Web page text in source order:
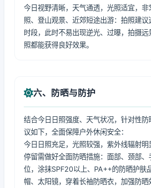
今日视野清晰，天气通透，光照适宜，非
照、登山观景、近郊短途出游：拍照建
时段，此时不易出现逆光、过曝，拍摄
照都能获得良好效果。
六、防晒与防护
结合今日日照强度、天气状况，针对性防
议如下，全面保障户外休闲安全：
今日日照充足，光照较强，紫外线辐射明
停留需做好全面防晒措施：面部、颈部、
位，涂抹SPF20以上、PA++的防晒护肤
帽、太阳镜，穿着长袖防晒衣，加强防晒